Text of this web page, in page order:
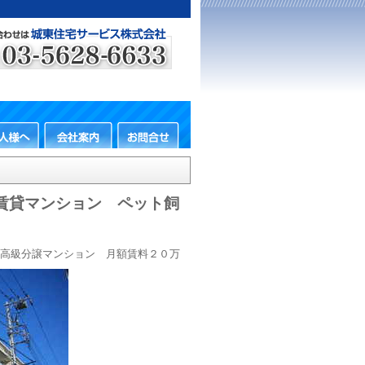
マンション ペット飼
級分譲マンション 月額賃料２０万